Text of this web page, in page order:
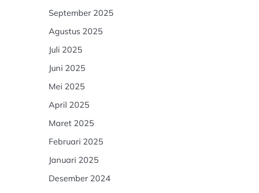
September 2025
Agustus 2025
Juli 2025
Juni 2025
Mei 2025
April 2025
Maret 2025
Februari 2025
Januari 2025
Desember 2024